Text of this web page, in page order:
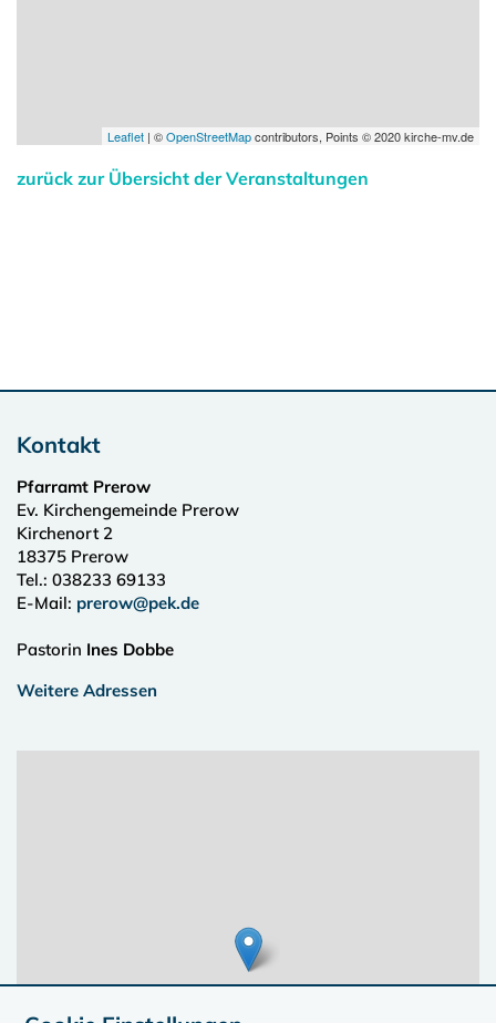
Leaflet | ©OpenStreetMapcontributors, Points © 2020 kirche-mv.de
zurück zur Übersicht der Veranstaltungen
Kontakt
Pfarramt Prerow
Ev. Kirchengemeinde Prerow
Kirchenort 2
18375 Prerow
Tel.: 038233 69133
E-Mail: prerow@pek.de
Pastorin Ines Dobbe
Weitere Adressen